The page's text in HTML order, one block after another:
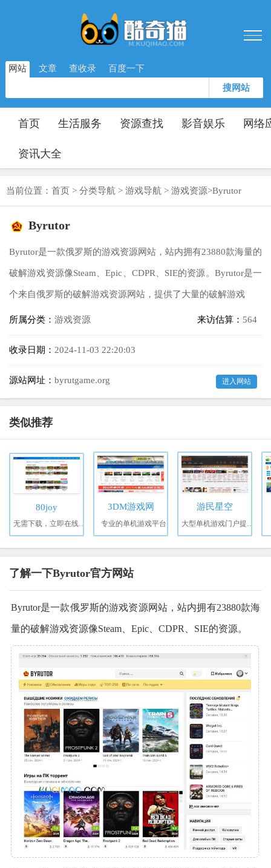
网站 文章 查收录 百度一下
搜网站
首页 生活服务 资源查找 影音娱乐 网络
资讯大全
当前位置： 首页 > 分类导航 > 游戏导航 > 游戏资源>Byrutor
Byrutor
Byrutor是一款俄罗斯的游戏资源网站，站内拥有23880款海量的
破解游戏资源像Steam、Epic、CDPR、SIE的资源。Byrutor是一
个来自俄罗斯的破解游戏资源网站，提供了大量的破解游戏
所属分类： 游戏资源 来访估算： 564
收录日期： 2024-11-03 22:20:03
源站网址： byrutgame.org 进入网站
类似推荐
80joy 3DM游戏网
专业的单机游戏平台
游民星空
了解一下Byrutor官方网站
Byrutor是一款俄罗斯的游戏资源网站，站内拥有23880款海
量的破解游戏资源像Steam、Epic、CDPR、SIE的资源。